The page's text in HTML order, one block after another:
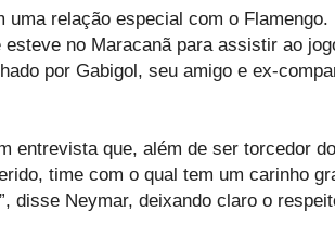
uma relação especial com o Flamengo.
no Maracanã para assistir ao
por Gabigol, seu amigo e ex-
entrevista que, além de ser torcedor
time com o qual tem um carinho
disse Neymar, deixando claro o